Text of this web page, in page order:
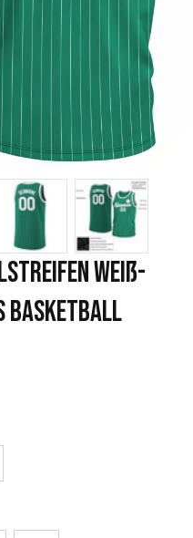
Weiß-
Basketball